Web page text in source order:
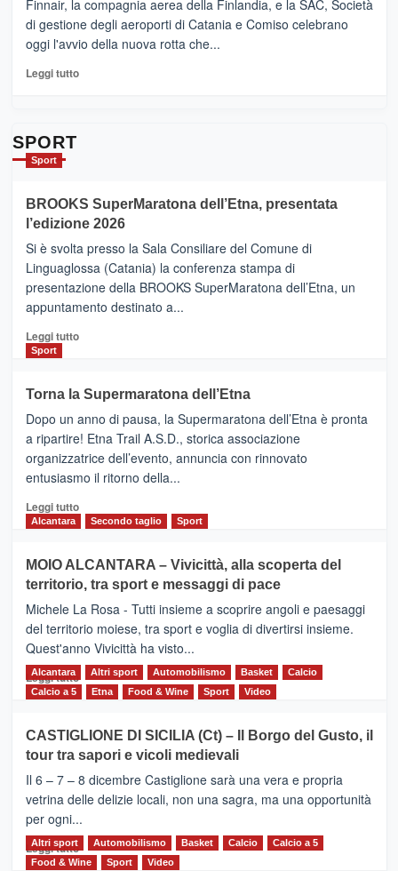
siamo
quasi….
pronti
per
Finnair, la compagnia aerea della Finlandia, e la SAC, Società
di gestione degli aeroporti di Catania e Comiso celebrano
oggi l'avvio della nuova rotta che...
Leggi tuttoLeggi
con
la
Al
via
i
collegamenti
SPORT
Sport
BROOKS SuperMaratona dell’Etna, presentata
l’edizione 2026
Si è svolta presso la Sala Consiliare del Comune di
Linguaglossa (Catania) la conferenza stampa di
presentazione della BROOKS SuperMaratona dell’Etna, un
appuntamento destinato a...
Leggi tuttoLeggi
BROOKS
SuperMaratona
dell’Etna,
presentata
l’edizione
2026
Sport
Torna la Supermaratona dell’Etna
Dopo un anno di pausa, la Supermaratona dell’Etna è pronta
a ripartire! Etna Trail A.S.D., storica associazione
organizzatrice dell’evento, annuncia con rinnovato
entusiasmo il ritorno della...
Leggi tuttoLeggi
Torna
la
Supermaratona
dell’Etna
Alcantara Secondo taglio Sport
MOIO ALCANTARA – Vivicittà, alla scoperta del
territorio, tra sport e messaggi di pace
Michele La Rosa - Tutti insieme a scoprire angoli e paesaggi
del territorio moiese, tra sport e voglia di divertirsi insieme.
Quest'anno Vivicittà ha visto...
Leggi tutto Leggi
MOIO
ALCANTARA
–
Vivicittà,
alla
scoperta
del
territorio,
Alcantara Altri sport Automobilismo Basket
Calcio
Calcio a 5
Etna Food & Wine Sport Video
CASTIGLIONE DI SICILIA (Ct) – Il Borgo del Gusto, il
tour tra sapori e vicoli medievali
Il 6 – 7 – 8 dicembre Castiglione sarà una vera e propria
vetrina delle delizie locali, non una sagra, ma una opportunità
per ogni...
Leggi tuttoLeggi
di
Altri sport Automobilismo Basket Calcio
Calcio a 5
Food & Wine
Sport Video